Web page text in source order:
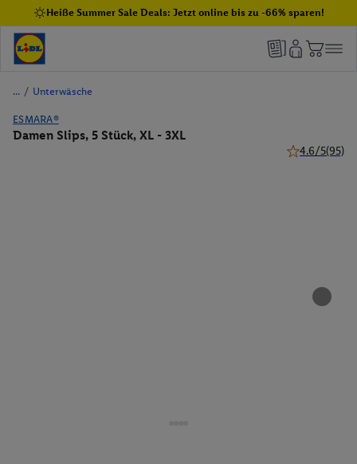
Heiße Summer Sale Deals: Jetzt online bis zu -66% sparen!
/ Unterwäsche
ESMARA®
Damen Slips, 5 Stück, XL - 3XL
4.6/5(95)